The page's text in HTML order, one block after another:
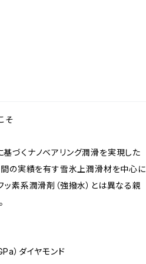
そ
づくナノベアリング潤滑を実現した
間の実績を有す雪氷上潤滑材を中心に
ッ素系潤滑剤（強撥水）とは異なる親
）ダイヤモンド